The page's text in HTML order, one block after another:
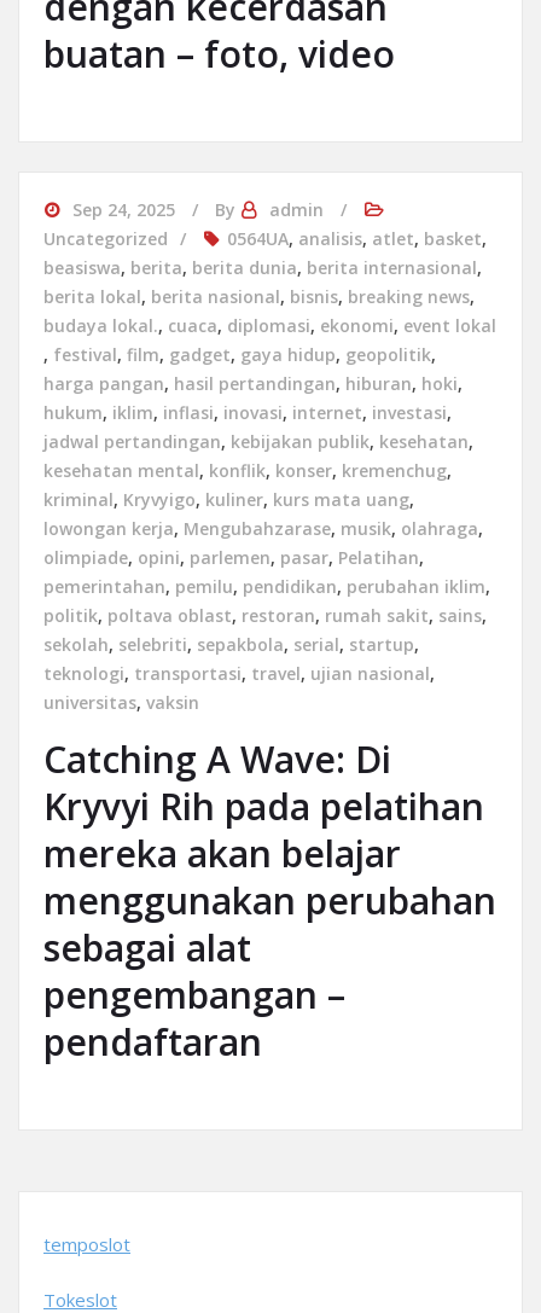
buatan – foto, video
Sep 24, 2025 By
admin
Uncategorized
0564UA, analisis, atlet, basket,
beasiswa, berita, berita dunia, berita internasional,
berita lokal, berita nasional, bisnis, breaking news,
budaya lokal., cuaca, diplomasi, ekonomi, event lokal
, festival, film, gadget, gaya hidup, geopolitik,
harga pangan, hasil pertandingan, hiburan, hoki,
hukum, iklim, inflasi, inovasi, internet, investasi,
jadwal pertandingan, kebijakan publik, kesehatan,
kesehatan mental, konflik, konser, kremenchug,
kriminal, Kryvyigo, kuliner, kurs mata uang,
lowongan kerja, Mengubahzarase, musik, olahraga,
olimpiade, opini, parlemen, pasar, Pelatihan,
pemerintahan, pemilu, pendidikan, perubahan iklim,
politik, poltava oblast, restoran, rumah sakit, sains,
sekolah, selebriti, sepakbola, serial, startup,
teknologi, transportasi, travel, ujian nasional,
universitas, vaksin
Catching A Wave: Di
Kryvyi Rih pada pelatihan
mereka akan belajar
menggunakan perubahan
sebagai alat
pengembangan –
pendaftaran
temposlot
Tokeslot